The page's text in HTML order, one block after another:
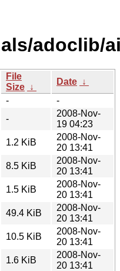
adoclib/
File
Size ↓
Date ↓
-
-
-
2008-Nov-
19 04:23
1.2 KiB
2008-Nov-
20 13:41
8.5 KiB
2008-Nov-
20 13:41
1.5 KiB
2008-Nov-
20 13:41
49.4 KiB
2008-Nov-
20 13:41
10.5 KiB
2008-Nov-
20 13:41
1.6 KiB
2008-Nov-
20 13:41